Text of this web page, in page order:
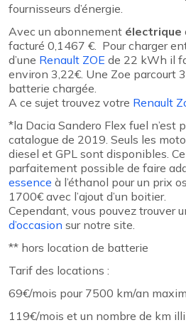
fournisseurs d’énergie.
Avec un abonnement électrique
facturé 0,1467 €. Pour charger
d’une Renault ZOE de 22 kWh il
environ 3,22€. Une Zoe parcourt
batterie chargée.
A ce sujet trouvez votre Renault
*la Dacia Sandero Flex fuel n’est
catalogue de 2019. Seuls les
diesel et GPL sont disponibles.
parfaitement possible de faire
essence à l’éthanol pour un prix
1700€ avec l’ajout d’un boitier.
Cependant, vous pouvez trouver
d’occasion sur notre site.
** hors location de batterie
Tarif des locations :
69€/mois pour 7500 km/an
119€/mois et un nombre de km